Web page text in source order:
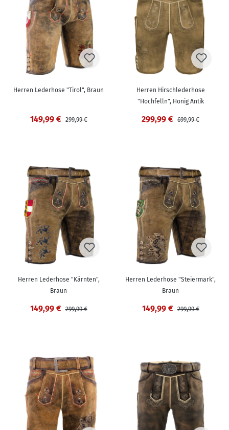
Herren Lederhose "Tirol", Braun
149,99 € 299,99 €
Herren Hirschlederhose
"Hochfelln", Honig Antik
299,99 € 699,99 €
Herren Lederhose "Kärnten",
Braun
149,99 € 299,99 €
Herren Lederhose "Steiermark",
Braun
149,99 € 299,99 €